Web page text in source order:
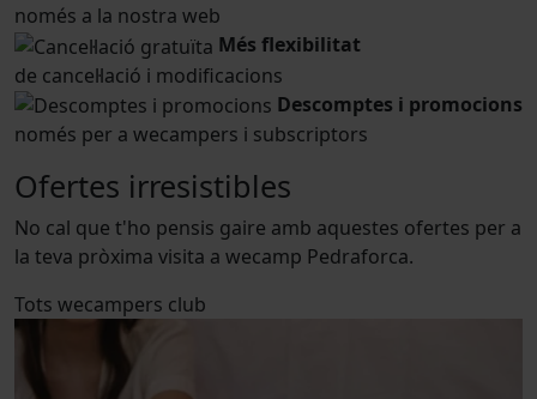
només a la nostra web
Més flexibilitat
de cancel·lació i modificacions
Descomptes i promocions
només per a wecampers i subscriptors
Ofertes irresistibles
No cal que t'ho pensis gaire amb aquestes ofertes per a
la teva pròxima visita a wecamp Pedraforca.
Tots wecampers club